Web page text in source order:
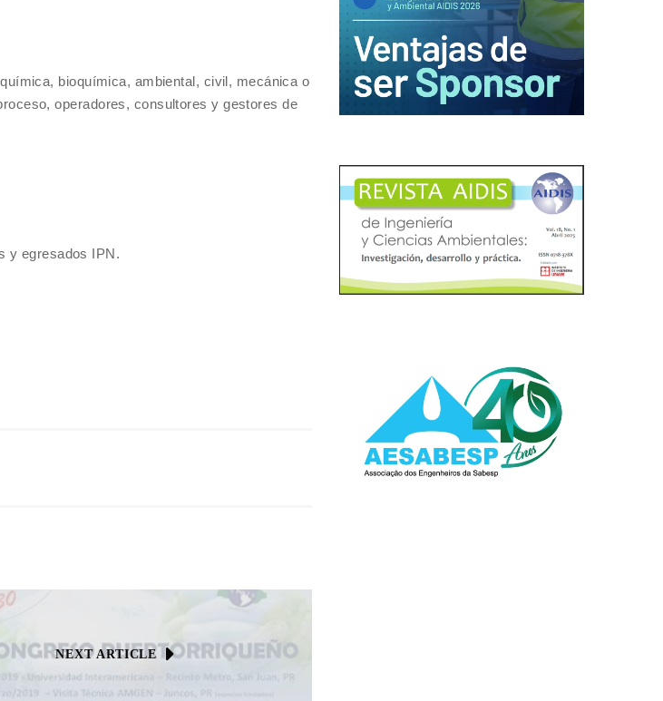
bioquímica, ambiental, civil, mecánica o
operadores, consultores y gestores de
y egresados IPN.
NEXT ARTICLE